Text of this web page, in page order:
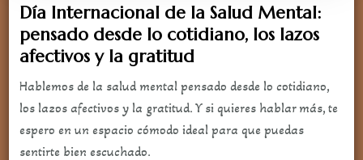
Día Internacional de la Salud Mental:
pensado desde lo cotidiano, los lazos
afectivos y la gratitud
Hablemos de la salud mental pensado desde lo cotidiano,
los lazos afectivos y la gratitud. Y si quieres hablar más, te
espero en un espacio cómodo ideal para que puedas
sentirte bien escuchado.